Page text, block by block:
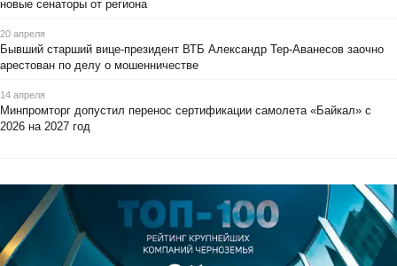
новые сенаторы от региона
20 апреля
Бывший старший вице-президент ВТБ Александр Тер-Аванесов заочно
арестован по делу о мошенничестве
14 апреля
Минпромторг допустил перенос сертификации самолета «Байкал» с
2026 на 2027 год